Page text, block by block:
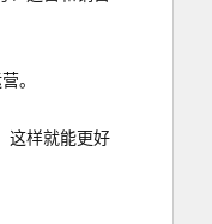
。
这样就能更好